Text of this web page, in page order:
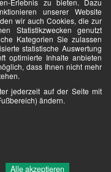
Erlebnis zu bieten. Dazu
unserer Website
wir auch Cookies, die zur
Statistikzwecken genutzt
Kategorien Sie zulassen
statistische Auswertung
optimierte Inhalte anbieten
dass Ihnen nicht mehr
jederzeit auf der Seite mit
ändern.
Alle akzeptieren